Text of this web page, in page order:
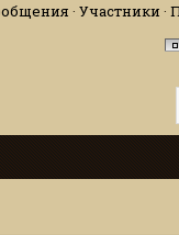
· Участники ·